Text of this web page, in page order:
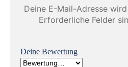
Deine E-Mail-Adresse
Erforderliche Felder
Deine Bewertung